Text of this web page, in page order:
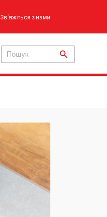
Зв’яжіться з нами